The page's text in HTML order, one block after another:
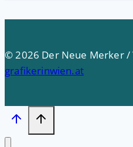
© 2026 Der Neue Merker /
grafikerinwien.at